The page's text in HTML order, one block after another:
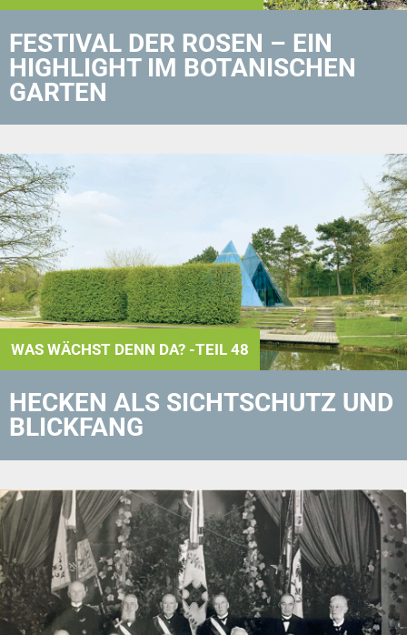
FESTIVAL DER ROSEN – EIN
HIGHLIGHT IM BOTANISCHEN
GARTEN
WAS WÄCHST DENN DA? -TEIL 48
HECKEN ALS SICHTSCHUTZ UND
BLICKFANG